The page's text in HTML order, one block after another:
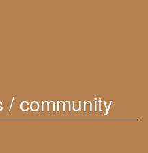
/ community